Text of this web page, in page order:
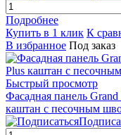
Подробнее
Купить в 1 клик К
В избранное Под заказ
Быстрый просмотр
Фасадная панель
каштан с песочным